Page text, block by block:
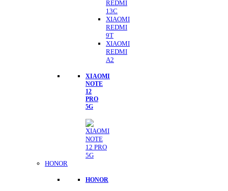
REDMI
13C
XIAOMI
REDMI
9T
XIAOMI
REDMI
A2
XIAOMI
NOTE
12
PRO
5G
HONOR
HONOR